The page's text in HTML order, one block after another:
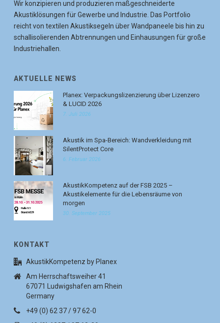
Wir konzipieren und produzieren maßgeschneiderte
Akustiklösungen für Gewerbe und Industrie. Das Portfolio
reicht von textilen Akustiksegeln über Wandpaneele bis hin zu
schallisolierenden Abtrennungen und Einhausungen für große
Industriehallen.
AKTUELLE NEWS
Planex: Verpackungslizenzierung über Lizenzero
& LUCID 2026
7. Juli 2026
Akustik im Spa-Bereich: Wandverkleidung mit
SilentProtect Core
6. Februar 2026
AkustikKompetenz auf der FSB 2025 –
Akustikelemente für die Lebensräume von
morgen
30. September 2025
KONTAKT
AkustikKompetenz by Planex
Am Herrschaftsweiher 41
67071 Ludwigshafen am Rhein
Germany
+49 (0) 62 37 / 97 62-0